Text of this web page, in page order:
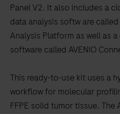
Panel V2. It also includes a
data analysis softw are
Analysis Platform as well as
software called AVENIO
This ready-to-use kit uses a
workflow for molecular
FFPE solid tumor tissue. The